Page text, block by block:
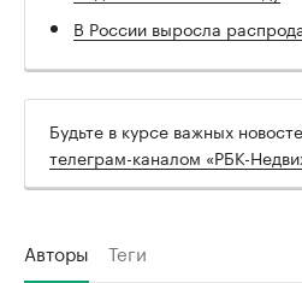
В России выросла
Будьте в курсе важных
телеграм-каналом «РБК-
Авторы Теги